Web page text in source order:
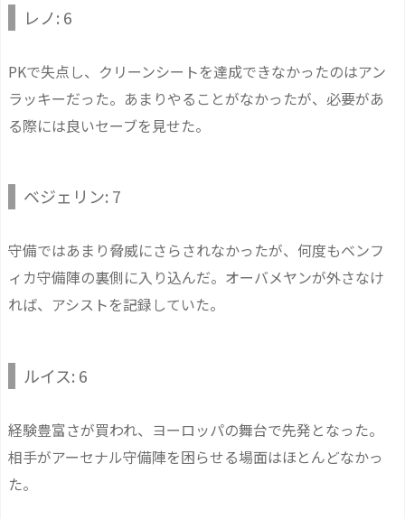
レノ: 6
PKで失点し、クリーンシートを達成できなかったのはアン
ラッキーだった。あまりやることがなかったが、必要があ
る際には良いセーブを見せた。
ベジェリン: 7
守備ではあまり脅威にさらされなかったが、何度もベンフ
ィカ守備陣の裏側に入り込んだ。オーバメヤンが外さなけ
れば、アシストを記録していた。
ルイス: 6
経験豊富さが買われ、ヨーロッパの舞台で先発となった。
相手がアーセナル守備陣を困らせる場面はほとんどなかっ
た。